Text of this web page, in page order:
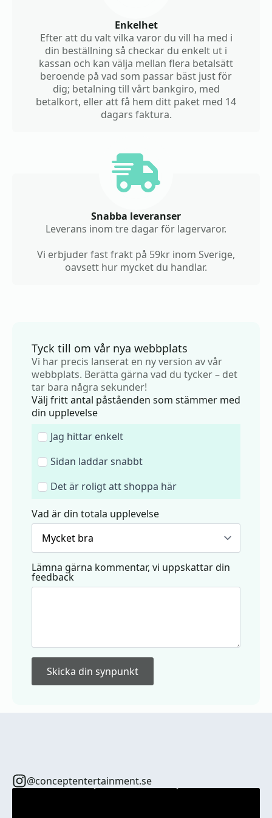
Enkelhet
Efter att du valt vilka varor du vill ha med i
din beställning så checkar du enkelt ut i
kassan och kan välja mellan flera betalsätt
beroende på vad som passar bäst just för
dig; betalning till vårt bankgiro, med
betalkort, eller att få hem ditt paket med 14
dagars faktura.
Snabba leveranser
Leverans inom tre dagar för lagervaror.
Vi erbjuder fast frakt på 59kr inom Sverige,
oavsett hur mycket du handlar.
Tyck till om vår nya webbplats
Vi har precis lanserat en ny version av vår
webbplats. Berätta gärna vad du tycker – det
tar bara några sekunder!
Välj fritt antal påståenden som stämmer med
din upplevelse
Jag hittar enkelt
Sidan laddar snabbt
Det är roligt att shoppa här
Vad är din totala upplevelse
Lämna gärna kommentar, vi uppskattar din
feedback
Skicka din synpunkt
@conceptentertainment.se